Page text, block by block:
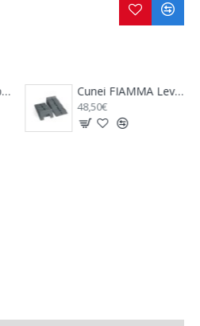
Catene da Neve per Camper V 235 Montaggio RAPIDO Cunei FIAMMA Level Up + Borsa Level Bag – Cunei di Livellamento per Camper
48,50€